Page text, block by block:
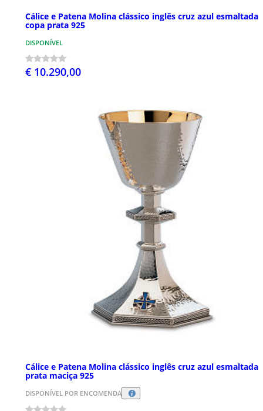
Cálice e Patena Molina clássico inglês cruz azul esmaltada
copa prata 925
DISPONÍVEL
€ 10.290,00
Cálice e Patena Molina clássico inglês cruz azul esmaltada
prata maciça 925
DISPONÍVEL POR ENCOMENDA